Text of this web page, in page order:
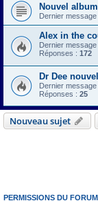
Nouvel
Dernier
Alex in the
Dernier
Réponses : 172
Dr Dee
Dernier
Réponses : 25
Nouveau sujet
PERMISSIONS DU FORUM